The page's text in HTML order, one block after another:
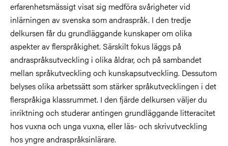
erfarenhetsmässigt visat sig medföra svårigheter vid
inlärningen av svenska som andraspråk. I den tredje
delkursen får du grundläggande kunskaper om olika
aspekter av flerspråkighet. Särskilt fokus läggs på
andraspråksutveckling i olika åldrar, och på sambandet
mellan språkutveckling och kunskapsutveckling. Dessutom
belyses olika arbetssätt som stärker språkutvecklingen i det
flerspråkiga klassrummet. I den fjärde delkursen väljer du
inriktning och studerar antingen grundläggande litteracitet
hos vuxna och unga vuxna, eller läs- och skrivutveckling
hos yngre andraspråksinlärare.